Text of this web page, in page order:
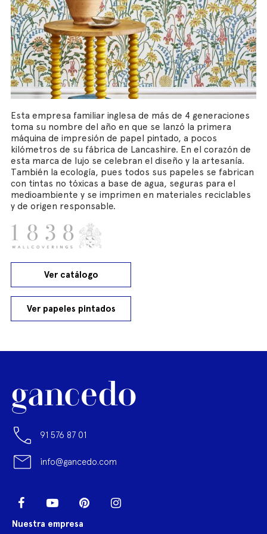
Esta empresa familiar inglesa de más de 4 generaciones
toma su nombre del año en que se lanzó la primera
máquina de impresión de papel pintado, a pocos
kilómetros de su fábrica de Lancashire. En el corazón de
esta marca de lujo se celebran el diseño y la artesanía.
También la ecología, pues todos sus papeles se fabrican
con tintas no tóxicas a base de agua, seguras para el
medioambiente y se imprimen en materiales reciclables
y de origen responsable.
Ver catálogo
Ver papeles pintados
91 576 87 01
info@gancedo.com
Facebook YouTube Pinterest
Nuestra empresa